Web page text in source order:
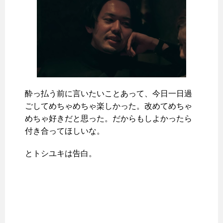
酔っ払う前に言いたいことあって、今日一日過
ごしてめちゃめちゃ楽しかった。改めてめちゃ
めちゃ好きだと思った。だからもしよかったら
付き合ってほしいな。
とトシユキは告白。